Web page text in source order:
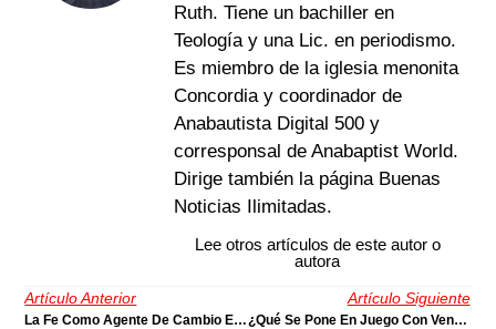
Ruth. Tiene un bachiller en
Teología y una Lic. en periodismo.
Es miembro de la iglesia menonita
Concordia y coordinador de
Anabautista Digital 500 y
corresponsal de Anabaptist World.
Dirige también la página Buenas
Noticias Ilimitadas.
Lee otros artículos de este autor o
autora
Artículo Anterior
La Fe Como Agente De Cambio En Venezuela Y Otros Países Oprimidos | Por Alexander Cabezas
Artículo Siguiente
¿Qué Se Pone En Juego Con Venezuela? | Por Nicolás Panotto